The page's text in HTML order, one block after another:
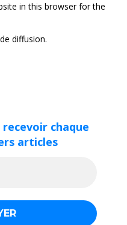
in this browser for the
diffusion.
chaque
articles